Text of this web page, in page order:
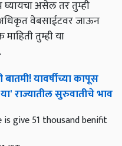
वेबसाईटवर जाऊन
तुम्ही या
या'राज्यातीलसुरुवातीचेभाव